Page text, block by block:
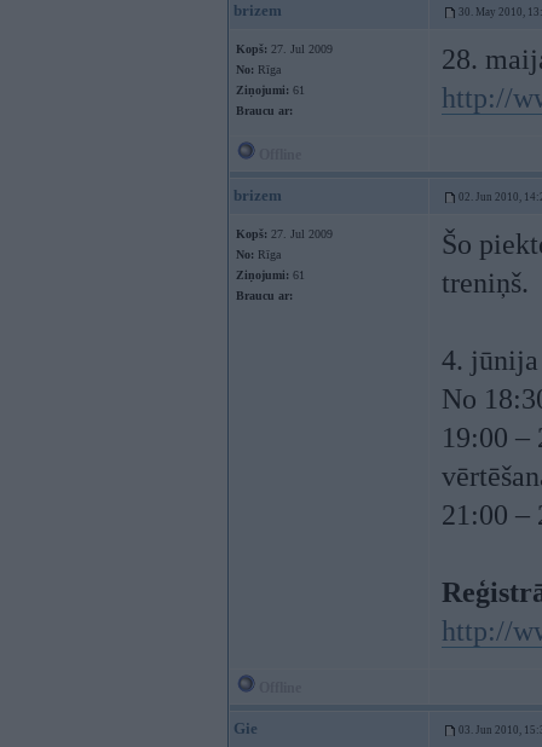
brizem 30. May 2010,
Kopš: 27. Jul 2009
No: Rīga
Ziņojumi: 61
Braucu ar:
28.
http://
brizem 02. Jun 2010,
Kopš: 27. Jul 2009
No: Rīga
Ziņojumi: 61
Braucu ar:
Šo
treniņš.
4. jūnija
No
19:00 –
21:00 –
http://
Gie 03. Jun 2010,